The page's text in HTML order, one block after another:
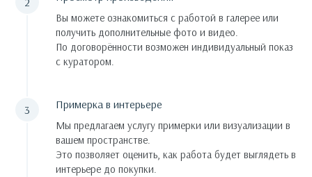
Вы можете ознакомиться с работой в галерее или
получить дополнительные фото и видео.
По договорённости возможен индивидуальный показ
с куратором.
Примерка в интерьере
Мы предлагаем услугу примерки или визуализации в
вашем пространстве.
Это позволяет оценить, как работа будет выглядеть в
интерьере до покупки.